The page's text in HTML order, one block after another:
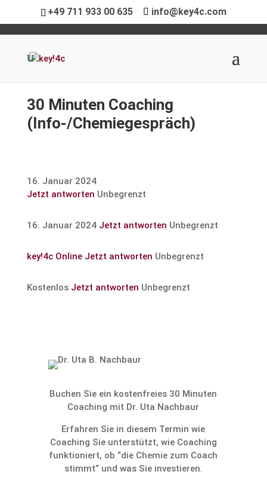
+49 711 933 00 635 info@key4c.com
30 Minuten Coaching
(Info-/Chemie­ge­spräch)
16. Januar 2024
Jetzt antworten Unbegrenzt
16. Januar 2024 Jetzt antworten Unbegrenzt
key!4c Online Jetzt antworten Unbegrenzt
Kostenlos Jetzt antworten Unbegrenzt
Buchen Sie ein kosten­freies 30 Minuten
Coaching mit Dr. Uta Nachbaur
Erfahren Sie in diesem Termin wie
Coaching Sie unter­stützt, wie Coaching
funktio­niert, ob “die Chemie zum Coach
stimmt” und was Sie investieren.